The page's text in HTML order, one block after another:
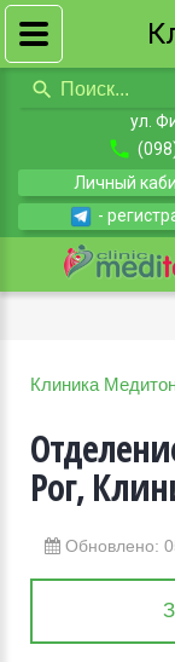
ул.
Личный
-
Клиника
Рог,
Обновлено: